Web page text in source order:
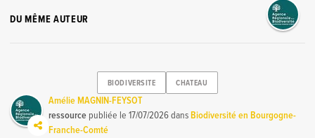
DU MÊME AUTEUR
BIODIVERSITE CHATEAU
Amélie MAGNIN-FEYSOT
ressource publiée le17/07/2026dansBiodiversité en Bourgogne-
Franche-Comté